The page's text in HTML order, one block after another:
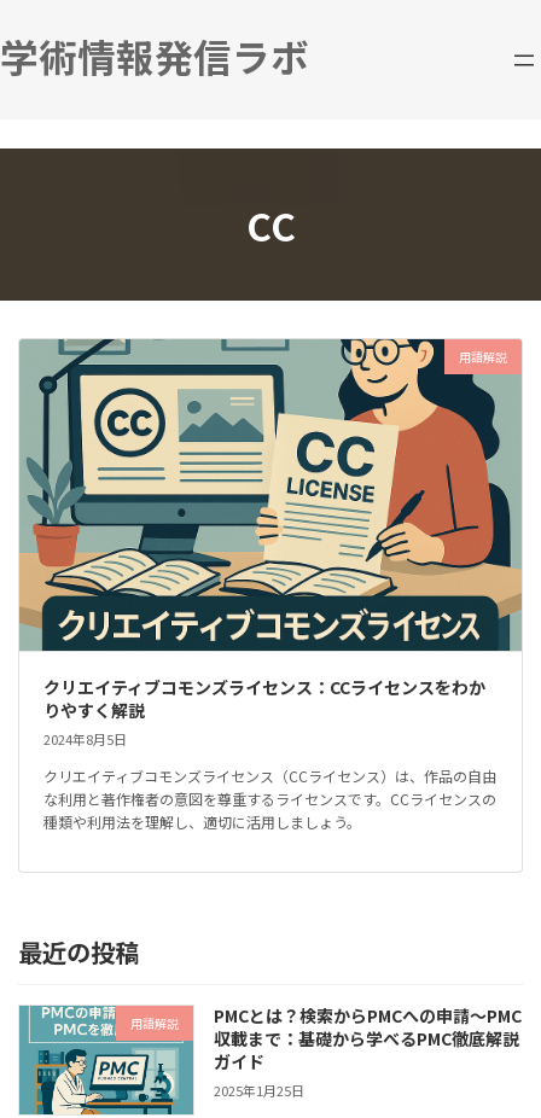
ン
テ
へ
ビ
ゲ
ョ
学術情報発信ラボ
CC
用語解説
クリエイティブコモンズライセンス：CCライセンスをわか
りやすく解説
2024年8月5日
クリエイティブコモンズライセンス（CCライセンス）は、作品の自由
な利用と著作権者の意図を尊重するライセンスです。CCライセンスの
種類や利用法を理解し、適切に活用しましょう。
最近の投稿
用語解説
PMCとは？検索からPMCへの申請～PMC
収載まで：基礎から学べるPMC徹底解説
ガイド
2025年1月25日